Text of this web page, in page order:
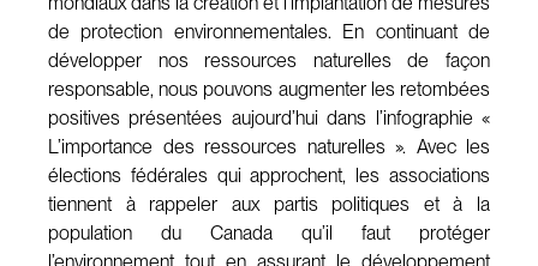
de protection environnementales. En continuant de
développer nos ressources naturelles de façon
responsable, nous pouvons augmenter les retombées
positives présentées aujourd’hui dans l’infographie «
L’importance des ressources naturelles ». Avec les
élections fédérales qui approchent, les associations
tiennent à rappeler aux partis politiques et à la
population du Canada qu’il faut protéger